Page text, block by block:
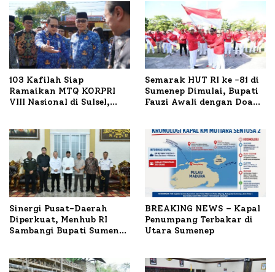
103 Kafilah Siap
Ramaikan MTQ KORPRI
VIII Nasional di Sulsel,
Semarak HUT RI ke -81 di
Sumenep Dimulai, Bupati
Fauzi Awali dengan Doa
Sinergi Pusat-Daerah
Diperkuat, Menhub RI
Sambangi Bupati Sumenep
BREAKING NEWS – Kapal
Penumpang Terbakar di
Utara Sumenep